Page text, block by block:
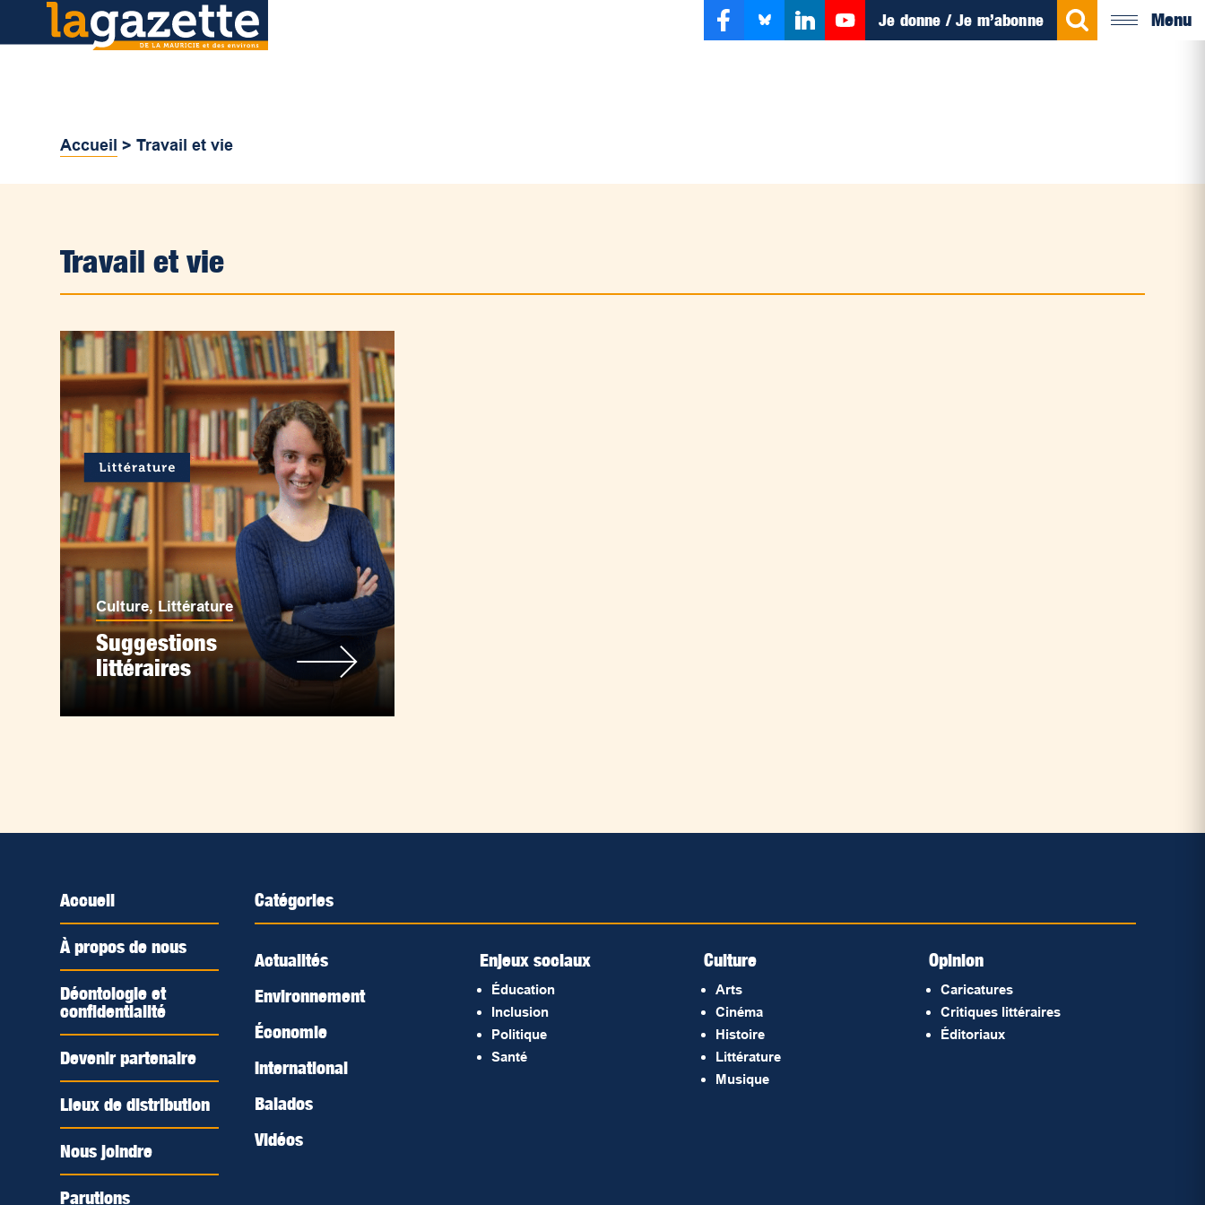
Je donne / Je m’abonne Menu
Accueil >Travail et vie
Travail et vie
Culture, Littérature
Suggestions
littéraires
Accueil
À propos de nous
Déontologie et
confidentialité
Devenir partenaire
Lieux de distribution
Nous joindre
Parutions
Catégories
Actualités
Environnement
Économie
International
Balados
Vidéos
Enjeux sociaux
Éducation
Inclusion
Politique
Santé
Culture
Arts
Cinéma
Histoire
Littérature
Musique
Opinion
Caricatures
Critiques littéraires
Éditoriaux